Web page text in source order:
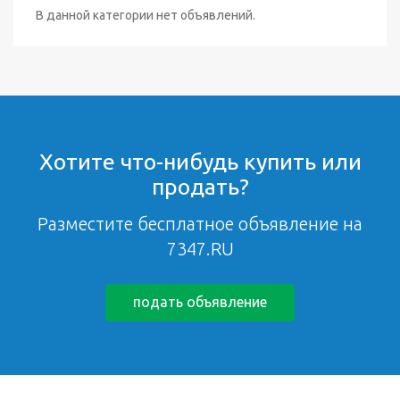
В данной категории нет объявлений.
Хотите что-нибудь купить или
продать?
Разместите бесплатное объявление на
7347.RU
подать объявление